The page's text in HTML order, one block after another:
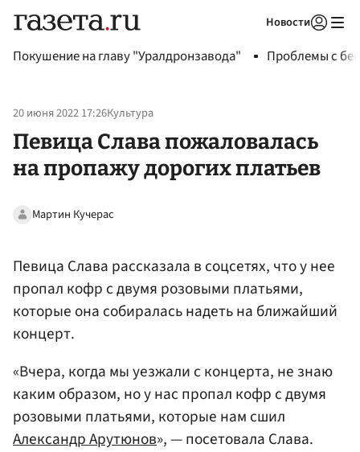
Новости
Покушение на главу "Уралдронзавода" Проблемы с
20 июня 2022 17:26Культура
Певица Слава пожаловалась
на пропажу дорогих платьев
Мартин Кучерас
Певица Слава рассказала в соцсетях, что у нее
пропал кофр с двумя розовыми платьями,
которые она собиралась надеть на ближайший
концерт.
«Вчера, когда мы уезжали с концерта, не знаю
каким образом, но у нас пропал кофр с двумя
розовыми платьями, которые нам сшил
Александр Арутюнов», — посетовала Слава.